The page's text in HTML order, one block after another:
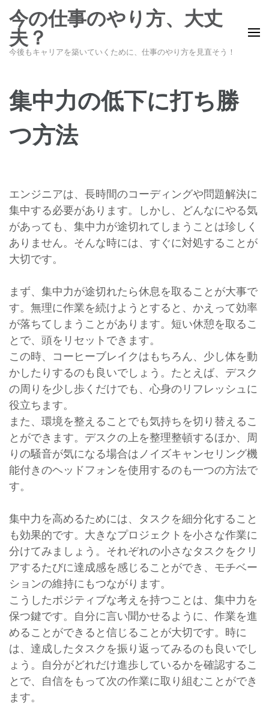
ン
ン
押
す)
今の仕事のやり方、大丈
夫？
今後もキャリアを築いていくために、仕事のやり方を見直そう！
集中力の低下に打ち勝
つ方法
エンジニアは、長時間のコーディングや問題解決に
集中する必要があります。しかし、どんなにやる気
があっても、集中力が途切れてしまうことは珍しく
ありません。そんな時には、すぐに対処することが
大切です。
まず、集中力が途切れたら休息を取ることが大事で
す。無理に作業を続けようとすると、かえって効率
が落ちてしまうことがあります。短い休憩を取るこ
とで、頭をリセットできます。
この時、コーヒーブレイクはもちろん、少し体を動
かしたりするのも良いでしょう。たとえば、デスク
の周りを少し歩くだけでも、心身のリフレッシュに
役立ちます。
また、環境を整えることでも気持ちを切り替えるこ
とができます。デスクの上を整理整頓するほか、周
りの騒音が気になる場合はノイズキャンセリング機
能付きのヘッドフォンを使用するのも一つの方法で
す。
集中力を高めるためには、タスクを細分化すること
も効果的です。大きなプロジェクトを小さな作業に
分けてみましょう。それぞれの小さなタスクをクリ
アするたびに達成感を感じることができ、モチベー
ションの維持にもつながります。
こうしたポジティブな考えを持つことは、集中力を
保つ鍵です。自分に言い聞かせるように、作業を進
めることができると信じることが大切です。時に
は、達成したタスクを振り返ってみるのも良いでし
ょう。自分がどれだけ進歩しているかを確認するこ
とで、自信をもって次の作業に取り組むことができ
ます。